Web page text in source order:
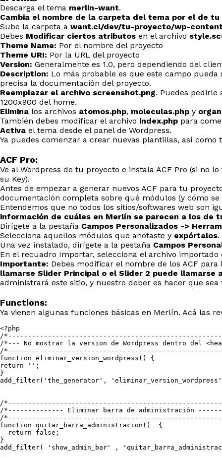
Descarga el tema merlin-want.
Cambia el nombre de la carpeta del tema por el de
Sube la carpeta a want.cl/dev/tu-proyecto/wp-
Debes Modificar ciertos atributos en el archivo
Theme Name: Por el nombre del proyecto
Theme URI: Por la URL del proyecto
Version: Generalmente es 1.0, pero dependiendo del
Description: Lo más probable es que este campo
precisa la documentación del proyecto.
Reemplazar el archivo screenshot.png. Puedes pedirle
1200x900 del home.
Elimina los archivos atomos.php, moleculas.php y
También debes modificar el archivo index.php para
Activa el tema desde el panel de Wordpress.
Ya puedes comenzar a crear nuevas plantillas, así
ACF Pro:
Ve al Wordpress de tu proyecto e instala ACF Pro (si no
su Key).
Antes de empezar a generar nuevos ACF para tu
documentación completa sobre qué módulos (y cómo
Entendemos que no todos los sitios/softwares web son
información de cuáles en Merlín se parecen a los de
Dirígete a la pestaña Campos Personalizados ->
Selecciona aquellos módulos que anotaste y expórtalos.
Una vez instalado, dirígete a la pestaña Campos
En el recuadro Importar, selecciona el archivo
Importante: Debes modificar el nombre de los ACF
llamarse Slider Principal o el Slider 2 puede llamarse
administrará este sitio, y nuestro deber es hacer que
Functions:
Ya vienen algunas funciones básicas en Merlín. Acá las
<?php
/
/*--- No mostrar la version de Wordpress dentro del
/
function eliminar_version_wordpress() {
return '';
}
add_filter('the_generator',
/
/*-------------- Eliminar barra de administración
/
function quitar_barra_administracion()  {
  return false;
}
add_filter( 'show_admin_bar' ,